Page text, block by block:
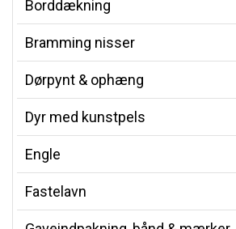
Borddækning
Bramming nisser
Dørpynt & ophæng
Dyr med kunstpels
Engle
Fastelavn